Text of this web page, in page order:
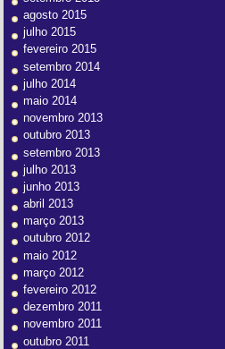
agosto 2015
julho 2015
fevereiro 2015
setembro 2014
julho 2014
maio 2014
novembro 2013
outubro 2013
setembro 2013
julho 2013
junho 2013
abril 2013
março 2013
outubro 2012
maio 2012
março 2012
fevereiro 2012
dezembro 2011
novembro 2011
outubro 2011